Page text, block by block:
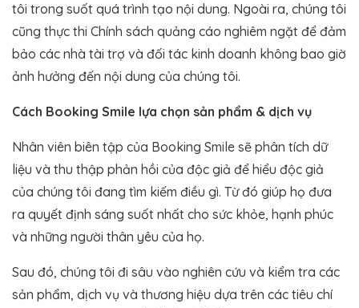
tôi trong suốt quá trình tạo nội dung. Ngoài ra, chúng tôi
cũng thực thi Chính sách quảng cáo nghiêm ngặt để đảm
bảo các nhà tài trợ và đối tác kinh doanh không bao giờ
ảnh hưởng đến nội dung của chúng tôi.
Cách Booking Smile lựa chọn sản phẩm & dịch vụ
Nhân viên biên tập của Booking Smile sẽ phân tích dữ
liệu và thu thập phản hồi của độc giả để hiểu độc giả
của chúng tôi đang tìm kiếm điều gì. Từ đó giúp họ đưa
ra quyết định sáng suốt nhất cho sức khỏe, hạnh phúc
và những người thân yêu của họ.
Sau đó, chúng tôi đi sâu vào nghiên cứu và kiểm tra các
sản phẩm, dịch vụ và thương hiệu dựa trên các tiêu chí